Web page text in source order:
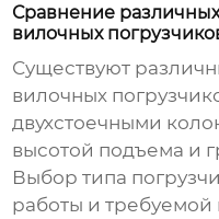
Сравнение
вилочных
Существуют
вилочных
двухстоечными
высотой подъема и
Выбор типа
работы и требуемой